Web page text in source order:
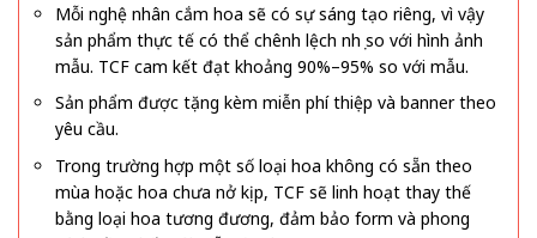
Mỗi nghệ nhân cắm hoa sẽ có sự sáng tạo riêng, vì vậy
sản phẩm thực tế có thể chênh lệch nhẹ so với hình ảnh
mẫu. TCF cam kết đạt khoảng 90%–95% so với mẫu.
Sản phẩm được tặng kèm miễn phí thiệp và banner theo
yêu cầu.
Trong trường hợp một số loại hoa không có sẵn theo
mùa hoặc hoa chưa nở kịp, TCF sẽ linh hoạt thay thế
bằng loại hoa tương đương, đảm bảo form và phong